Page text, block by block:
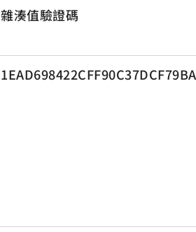
雜湊值驗證碼